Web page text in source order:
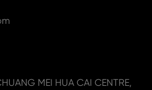
MEI HUA CAI CENTRE,